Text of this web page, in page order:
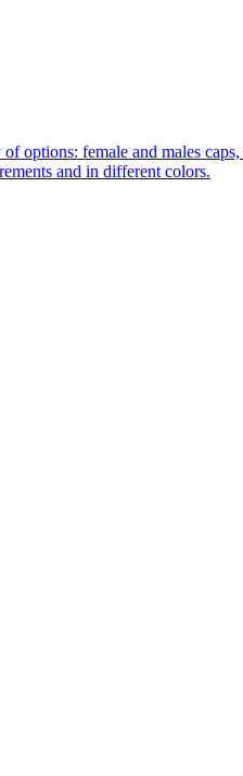
options: female and males
and in different colors.